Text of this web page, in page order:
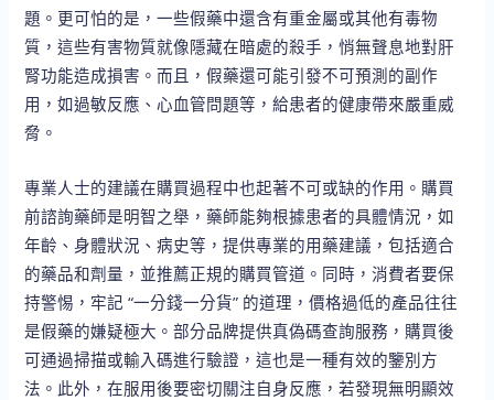
題。更可怕的是，一些假藥中還含有重金屬或其他有毒物
質，這些有害物質就像隱藏在暗處的殺手，悄無聲息地對肝
腎功能造成損害。而且，假藥還可能引發不可預測的副作
用，如過敏反應、心血管問題等，給患者的健康帶來嚴重威
脅。
專業人士的建議在購買過程中也起著不可或缺的作用。購買
前諮詢藥師是明智之舉，藥師能夠根據患者的具體情況，如
年齡、身體狀況、病史等，提供專業的用藥建議，包括適合
的藥品和劑量，並推薦正規的購買管道。同時，消費者要保
持警惕，牢記 “一分錢一分貨” 的道理，價格過低的產品往往
是假藥的嫌疑極大。部分品牌提供真偽碼查詢服務，購買後
可通過掃描或輸入碼進行驗證，這也是一種有效的鑒別方
法。此外，在服用後要密切關注自身反應，若發現無明顯效